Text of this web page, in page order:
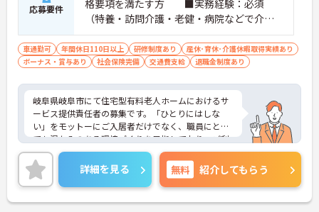
応募要件
格要項を満たす方 ■実務経験：必須
（特養・訪問介護・老健・病院などで介護
の実務経験が3年程度ある方）☆サ責未経験
スタートの実績多数☆
車通勤可 年間休日110日以上 研修制度あり
産休･育休･介護休暇取得実績あり
ボーナス・賞与あり
社会保険完備 交通費支給 退職金制度あり
岐阜県岐阜市にて住宅型有料老人ホームにおけるサ
ービス提供責任者の募集です。「ひとりにはしな
い」をモットーにご入居者だけでなく、職員にとっ
ても温かみのある環境づくりを目指しており、ご利
用者一人ひとりに寄り添ってサービスを提供してい
ただける方を募集しています。サービス提供責任者
の経験がなくスタートされた方も多数いらっしゃい
ます。
ご興味のある方には、面接対策ポイントなど、さら
詳細を見る 無料 紹介してもらう